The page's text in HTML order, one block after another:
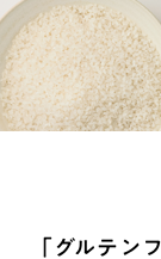
「グルテン